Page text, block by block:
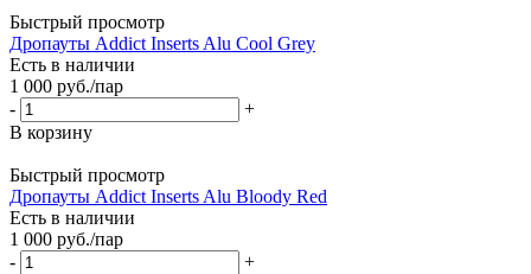
Быстрый просмотр
Дропауты Addict Inserts Alu Cool Grey
Есть в наличии
1 000 руб./пар
-
+
В корзину
Быстрый просмотр
Дропауты Addict Inserts Alu Bloody Red
Есть в наличии
1 000 руб./пар
-
+